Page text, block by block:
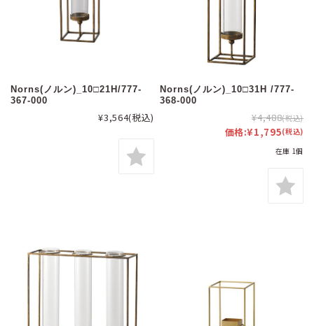
Norns(ノルン)_10□21H/777-
367-000
¥3,564(税込)
Norns(ノルン)_10□31H /777-
368-000
¥4,488(税込)
価格:¥1,795(税込)
在庫 1個